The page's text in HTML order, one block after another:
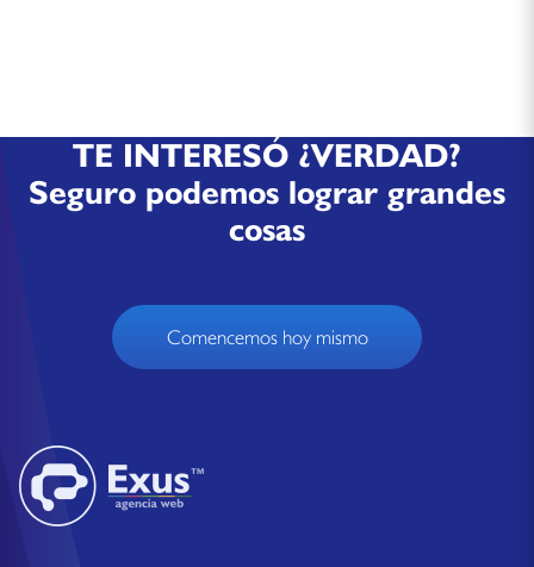
TE INTERESÓ ¿VERDAD?
Seguro podemos lograr grandes
cosas
Comencemos hoy mismo